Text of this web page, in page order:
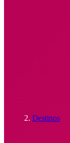
Destinos